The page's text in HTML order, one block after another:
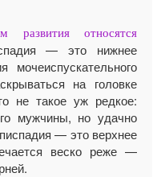
развития относятся
— это нижнее
мочеиспускательного
на головке
не такое уж редкое:
мужчины, но удачно
— это верхнее
веско реже —